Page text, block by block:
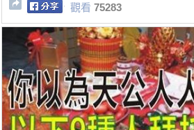
觀看 75283